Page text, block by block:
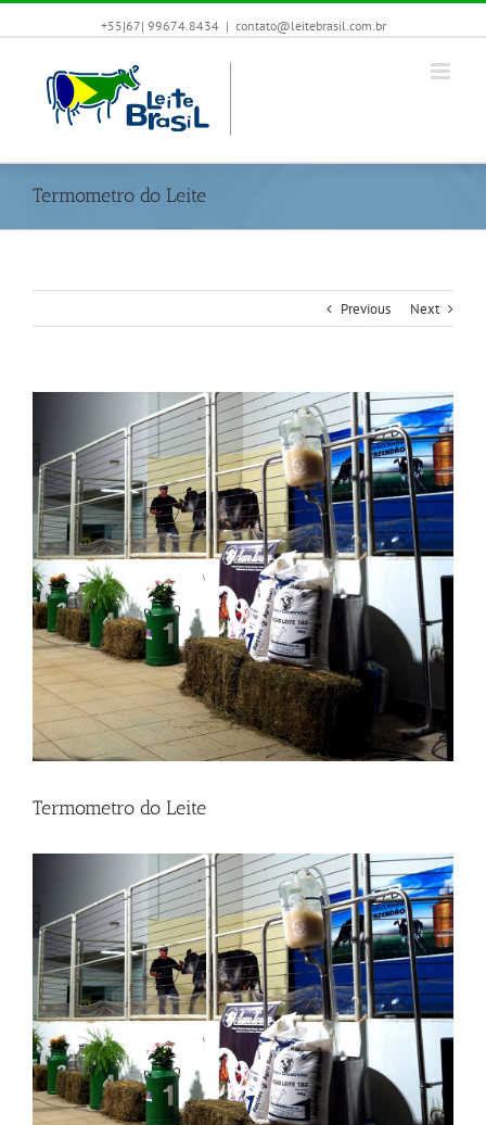
+55|67| 99674.8434 | contato@leitebrasil.com.br
Termometro do Leite
Previous Next
Image
Termometro do Leite